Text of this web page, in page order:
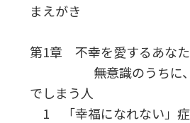
まえがき
第1章 不幸を愛するあな
――無意識のうちに、
でしまう人
1 「幸福になれない」